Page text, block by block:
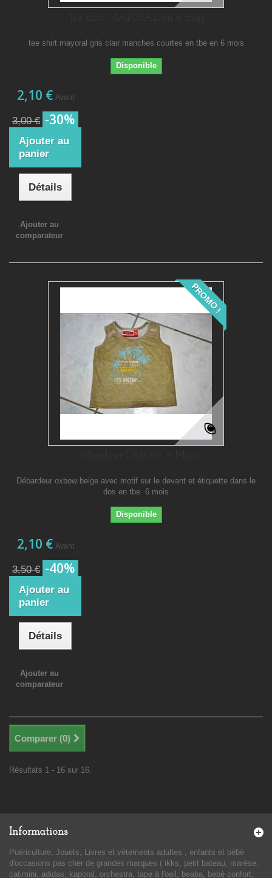
tee shirt mayoral gris clair manches courtes en tbe en 6 mois
Disponible
2,10 € Avant
3,00 € -30%
Ajouter au
panier
Détails
Ajouter au
comparateur
PROMO !
Débardeur oxbow beige avec motif sur le devant et étiquette dans le
dos en tbe 6 mois
Disponible
2,10 € Avant
3,50 € -40%
Ajouter au
panier
Détails
Ajouter au
comparateur
Comparer (0)
Résultats 1 - 16 sur 16.
Informations
Puériculture, Jouets, Livres et vêtements adultes , enfants et bébé
d'occasions pas cher de grandes marques ( ikks, petit bateau, marése,
catimini, adidas, kaporal, orchestra, tape à l'oeil, beaba, bébé confort,